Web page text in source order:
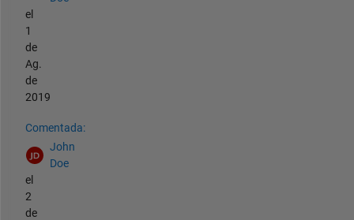
el
1
de
Ag.
de
2019
Comentada:
John
Doe
el
2
de